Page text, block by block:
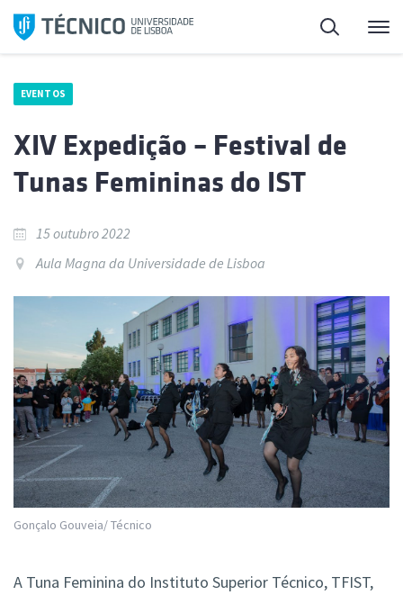
Saltar
para
Pesquisa
EVENTOS
XIV Expedição – Festival de
Tunas Femininas do IST
15 outubro 2022
Aula Magna da Universidade de Lisboa
Gonçalo Gouveia/ Técnico
A Tuna Feminina do Instituto Superior Técnico, TFIST,